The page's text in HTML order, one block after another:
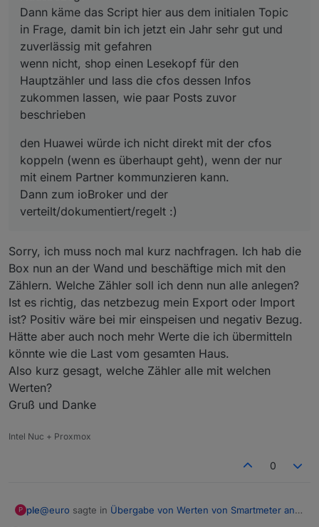
Dann käme das Script hier aus dem initialen Topic
in Frage, damit bin ich jetzt ein Jahr sehr gut und
zuverlässig mit gefahren
wenn nicht, shop einen Lesekopf für den
Hauptzähler und lass die cfos dessen Infos
zukommen lassen, wie paar Posts zuvor
beschrieben
den Huawei würde ich nicht direkt mit der cfos
koppeln (wenn es überhaupt geht), wenn der nur
mit einem Partner kommunzieren kann.
Dann zum ioBroker und der
verteilt/dokumentiert/regelt :)
Sorry, ich muss noch mal kurz nachfragen. Ich hab die
Box nun an der Wand und beschäftige mich mit den
Zählern. Welche Zähler soll ich denn nun alle anlegen?
Ist es richtig, das netzbezug mein Export oder Import
ist? Positiv wäre bei mir einspeisen und negativ Bezug.
Hätte aber auch noch mehr Werte die ich übermitteln
könnte wie die Last vom gesamten Haus.
Also kurz gesagt, welche Zähler alle mit welchen
Werten?
Gruß und Danke
Intel Nuc + Proxmox
0
P ple@euro sagte in Übergabe von Werten von Smartmeter an